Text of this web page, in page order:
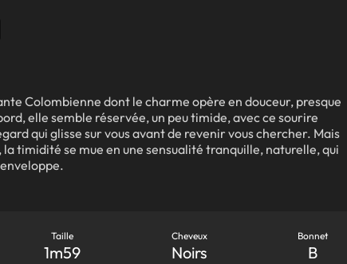
Colombienne dont le charme opère en douceur, presque
elle semble réservée, un peu timide, avec ce sourire
qui glisse sur vous avant de revenir vous chercher. Mais
timidité se mue en une sensualité tranquille, naturelle, qui
Taille
1m59
Cheveux
Noirs
Bonnet
B